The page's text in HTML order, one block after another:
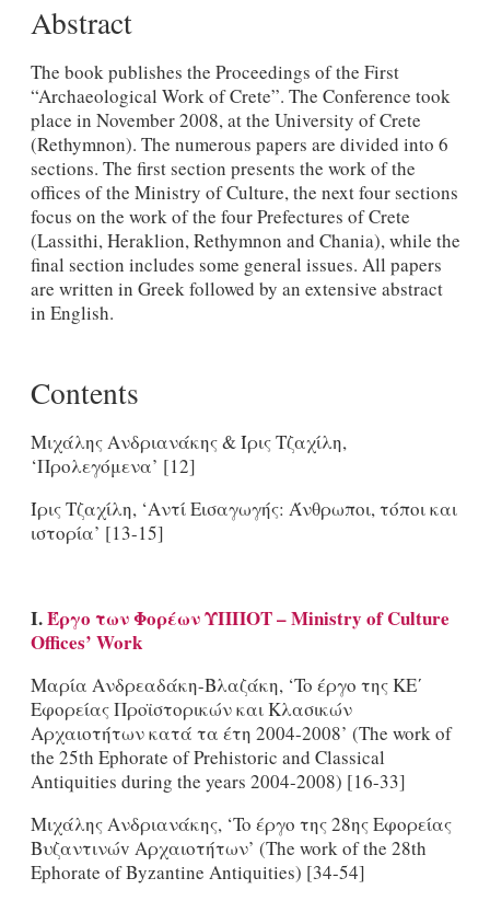
Abstract
The book publishes the Proceedings of the First
“Archaeological Work of Crete”. The Conference took
place in November 2008, at the University of Crete
(Rethymnon). The numerous papers are divided into 6
sections. The first section presents the work of the
offices of the Ministry of Culture, the next four sections
focus on the work of the four Prefectures of Crete
(Lassithi, Heraklion, Rethymnon and Chania), while the
final section includes some general issues. All papers
are written in Greek followed by an extensive abstract
in English.
Contents
Μιχάλης Ανδριανάκης & Ίρις Τζαχίλη,
‘Προλεγόμενα’ [12]
Ίρις Τζαχίλη, ‘Αντί Εισαγωγής: Άνθρωποι, τόποι και
ιστορία’ [13-15]
I.Έργο τωνΦορέωνΥΠΠΟΤ– Ministry of Culture
Offices’ Work
Μαρία Ανδρεαδάκη-Βλαζάκη, ‘To έργο της KE΄
Εφορείας Προϊστορικών και Κλασικών
Αρχαιοτήτων κατά τα έτη 2004-2008’ (The work of
the 25th Ephorate of Prehistoric and Classical
Antiquities during the years 2004-2008) [16-33]
Μιχάλης Ανδριανάκης, ‘To έργο της 28ηςΕφορείας
Βυζαντινώv Αρχαιοτήτων’ (The work of the 28th
Ephorate of Byzantine Antiquities) [34-54]